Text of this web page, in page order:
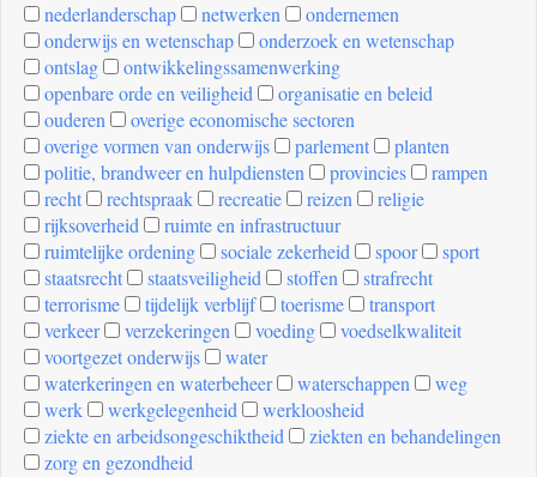
nederlanderschap
netwerken
ondernemen
onderwijs en wetenschap
onderzoek en wetenschap
ontslag
ontwikkelingssamenwerking
openbare orde en veiligheid
organisatie en beleid
ouderen
overige economische sectoren
overige vormen van onderwijs
parlement
planten
politie, brandweer en hulpdiensten
provincies
rampen
recht
rechtspraak recreatie reizen
religie
rijksoverheid
ruimte en infrastructuur
ruimtelijke ordening
sociale zekerheid spoor
sport
staatsrecht
staatsveiligheid stoffen
strafrecht
terrorisme
tijdelijk verblijf toerisme
transport
verkeer
verzekeringen voeding
voedselkwaliteit
voortgezet onderwijs
water
waterkeringen en waterbeheer
waterschappen
weg
werk
werkgelegenheid
werkloosheid
ziekte en arbeidsongeschiktheid
ziekten en behandelingen
zorg en gezondheid